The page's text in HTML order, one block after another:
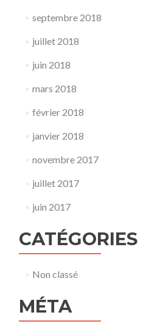
septembre 2018
juillet 2018
juin 2018
mars 2018
février 2018
janvier 2018
novembre 2017
juillet 2017
juin 2017
CATÉGORIES
Non classé
MÉTA